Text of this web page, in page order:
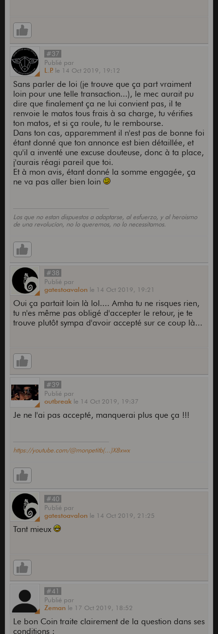
#37
Publié par
L.P. le 14 Oct 2019, 19:12
Sans parler de loi (je trouve que ça part vraiment
loin pour une telle transaction...), le mec aurait pu
dire que finalement ça ne lui convient pas, il te
renvoie le matos tous frais à sa charge, tu vérifies
ton matos, et si ça roule, tu le rembourse.
Dans ton cas, apparemment il n'est pas de bonne foi
étant donné que ton annonce est bien détaillée, et
qu'il a inventé une excuse douteuse, donc à ta place,
j'aurais réagi pareil que toi.
Et à mon avis, étant donné la somme engagée, ça
ne va pas aller bien loin
Los que no estan dispuestos a adaptarse, al esfuerzo, y al heroismo
de una revolucíon, no lo queremos, no lo necessitamos.
#38
Publié par
gatestoavalon le 14 Oct 2019, 19:21
Oui ça partait loin là lol.... Amha tu ne risques rien,
tu n'es même pas obligé d'accepter le retour, je te
trouve plutôt sympa d'avoir accepté sur ce coup là...
#39
Publié par
outbreak le 14 Oct 2019, 19:37
Je ne l'ai pas accepté, manquerai plus que ça !!!
https://youtube.com/@monpetitb(...)X8xwx
#40
Publié par
gatestoavalon le 14 Oct 2019, 21:25
Tant mieux
#41
Publié par
Zeman le 17 Oct 2019, 18:52
Le bon Coin traite clairement de la question dans ses
conditions :